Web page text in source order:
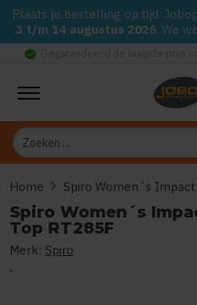
Plaats je bestelling op tijd.
3 t/m 14 augustus 2026. We
check_circle
Zoeken
Home chevron_right Spiro Women´s
Spiro Women´s
Top RT285F
Merk: Spiro